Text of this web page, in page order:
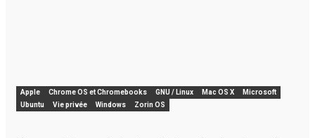
Apple Chrome OS et Chromebooks GNU / Linux Mac OS X
Microsoft
Ubuntu
Vie privée Windows Zorin OS